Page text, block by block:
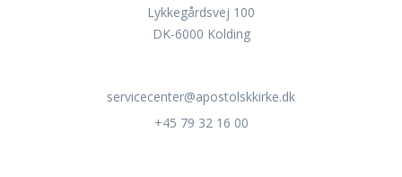
Lykkegårdsvej 100
DK-6000 Kolding
servicecenter@apostolskkirke.dk
+45 79 32 16 00